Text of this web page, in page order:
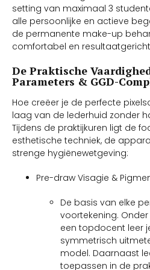
setting van maximaal 3
alle persoonlijke en actieve
de permanente make-up
comfortabel en
De Praktische
Parameters & GGD-
Hoe creëer je de perfecte
laag van de lederhuid zonder
Tijdens de praktijkuren ligt de
esthetische techniek, de
strenge hygiënewetgeving:
Pre-draw Visagie &
De basis van elke
voortekening.
een topdocent leer
symmetrisch
model. Daarnaast
toepassen in de